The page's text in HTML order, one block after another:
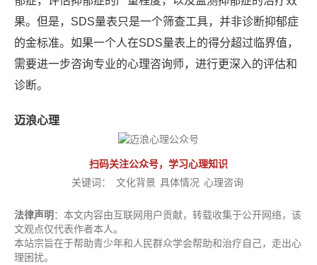
果。但是，SDS量表只是一个筛查工具，并非诊断抑郁症
的金标准。如果一个人在SDS量表上的得分超过临界值，
需要进一步咨询专业的心理咨询师，进行更深入的评估和
诊断。
迈浪心理
扫码关注公众号，学习心理知识
关键词：
文化背景 具体情况 心理咨询
法律声明 ：本文内容由互联网用户贡献，转载收集于公开网络，该
文观点仅代表作者本人。
本站宗旨在于帮助青少年和人民群众学会帮助和治疗自己，走出心
理困扰。